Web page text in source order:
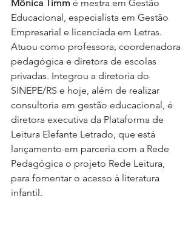
Mônica Timm é mestra em Gestão
Educacional, especialista em Gestão
Empresarial e licenciada em Letras.
Atuou como professora, coordenadora
pedagógica e diretora de escolas
privadas. Integrou a diretoria do
SINEPE/RS e hoje, além de realizar
consultoria em gestão educacional, é
diretora executiva da Plataforma de
Leitura Elefante Letrado, que está
lançamento em parceria com a Rede
Pedagógica o projeto Rede Leitura,
para fomentar o acesso à literatura
infantil.